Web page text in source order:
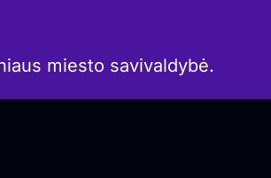
miesto savivaldybė.